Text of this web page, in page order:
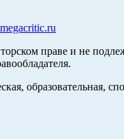
megacritic.ru
праве и не